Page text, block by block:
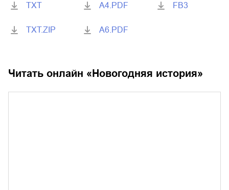
TXT
TXT.ZIP
A4.PDF
A6.PDF
FB3
Читать онлайн « Новогодняя история»